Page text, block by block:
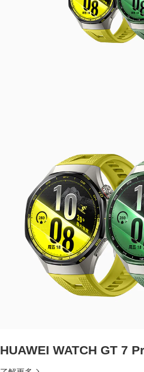
HUAWEI WATCH GT 7